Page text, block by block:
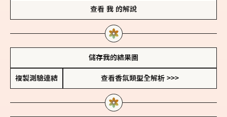
查看 我 的解說
儲存我的結果圖
複製測驗連結 查看香氛類型全解析 >>>